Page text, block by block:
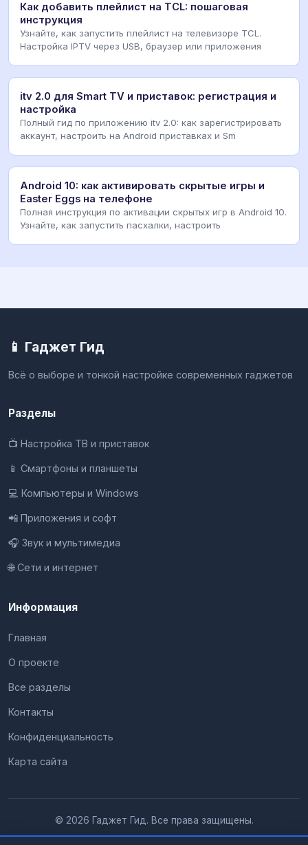
Как добавить плейлист на TCL: пошаговая
инструкция
Узнайте, как запустить плейлист на телевизоре TCL.
Настройка IPTV через USB, браузер или приложения
itv 2.0 для Smart TV и приставок: регистрация и
настройка
Полный гид по приложению itv 2.0: как зарегистрировать
аккаунт, настроить на Android приставках и Sm
Android 10: как активировать скрытые игры и
Easter Eggs на телефоне
Полная инструкция по активации скрытых игр в Android 10.
Узнайте, как запустить пасхалки, настроить
📱 Гаджет Гид
Всё о выборе и тонкой настройке современных гаджетов
Разделы
📺 Настройка ТВ и приставок
📱 Смартфоны и планшеты
💻 Компьютеры и Windows
📲 Приложения и софт
🎧 Звук и мультимедиа
🌐 Сети и интернет
Информация
Главная
О проекте
Все разделы
Контакты
Конфиденциальность
Карта сайта
© 2026 Гаджет Гид. Все права защищены.